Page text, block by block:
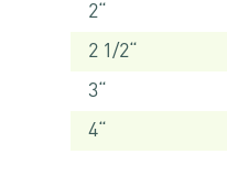
2“
2 1/2“
3“
4“